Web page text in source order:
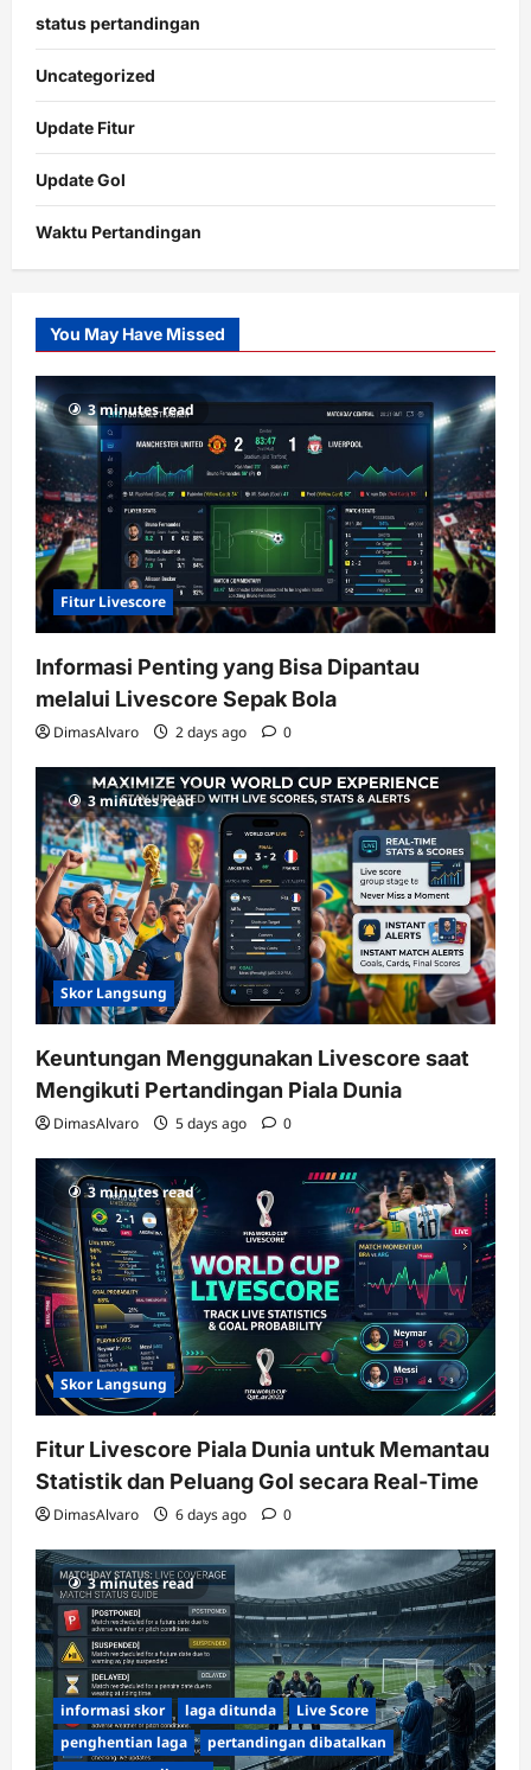
status pertandingan
Uncategorized
Update Fitur
Update Gol
Waktu Pertandingan
Slot
Gacor
RTP
terupdate
You May Have Missed
3 minutes read
Fitur Livescore
Informasi Penting yang Bisa Dipantau
melalui Livescore Sepak Bola
DimasAlvaro 2 days ago 0
3 minutes read
Skor Langsung
Keuntungan Menggunakan Livescore saat
Mengikuti Pertandingan Piala Dunia
DimasAlvaro 5 days ago 0
3 minutes read
Skor Langsung
Fitur Livescore Piala Dunia untuk Memantau
Statistik dan Peluang Gol secara Real-Time
DimasAlvaro 6 days ago 0
3 minutes read
informasi skor laga ditunda
Live Score
penghentian laga
pertandingan dibatalkan